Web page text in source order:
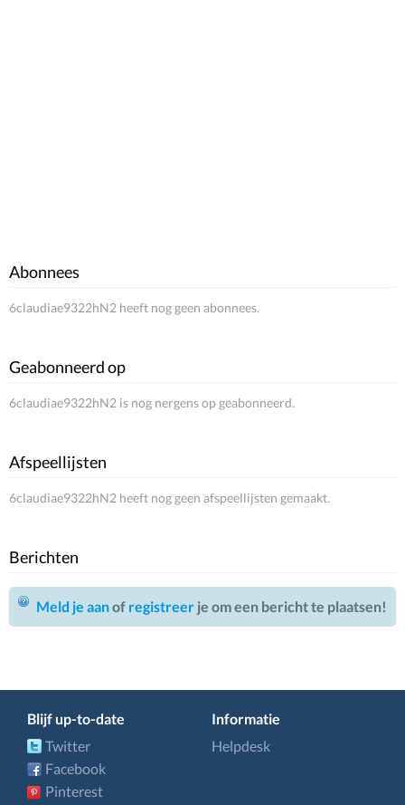
Abonnees
6claudiae9322hN2 heeft nog geen abonnees.
Geabonneerd op
6claudiae9322hN2 is nog nergens op geabonneerd.
Afspeellijsten
6claudiae9322hN2 heeft nog geen afspeellijsten gemaakt.
Berichten
Meld je aanof registreer je om een bericht te plaatsen!
Blijf up-to-date
Twitter
Facebook
Pinterest
Informatie
Helpdesk